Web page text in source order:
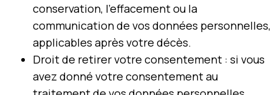
conservation, l’effacement ou la
communication de vos données personnelles,
applicables après votre décès.
Droit de retirer votre consentement : si vous
avez donné votre consentement au